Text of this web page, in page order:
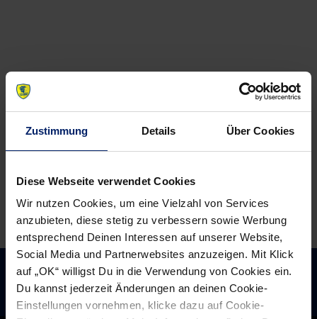
Zustimmung Details Über Cookies
Diese Webseite verwendet Cookies
Wir nutzen Cookies, um eine Vielzahl von Services
anzubieten, diese stetig zu verbessern sowie Werbung
entsprechend Deinen Interessen auf unserer Website,
Social Media und Partnerwebsites anzuzeigen. Mit Klick
auf „OK“ willigst Du in die Verwendung von Cookies ein.
Du kannst jederzeit Änderungen an deinen Cookie-
Einstellungen vornehmen, klicke dazu auf Cookie-
Löwen
gut
getan
Heiningen
ist
es
das
Jahres